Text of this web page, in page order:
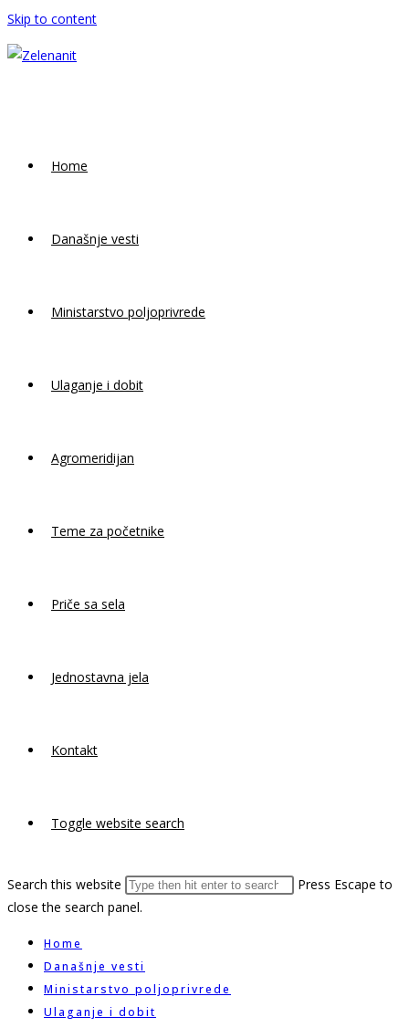
Skip to content
Home
Današnje vesti
Ministarstvo poljoprivrede
Ulaganje i dobit
Agromeridijan
Teme za početnike
Priče sa sela
Jednostavna jela
Kontakt
Toggle website search
Search this website
Press Escape to
close the search panel.
Home
Današnje vesti
Ministarstvo poljoprivrede
Ulaganje i dobit